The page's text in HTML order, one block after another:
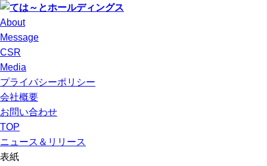
About
Message
CSR
Media
プライバシーポリシー
会社概要
お問い合わせ
TOP
ニュース＆リリース
表紙